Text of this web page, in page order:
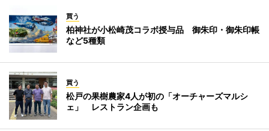
買う
柏神社が小松崎茂コラボ授与品 御朱印・御朱印帳
など5種類
買う
松戸の果樹農家4人が初の「オーチャーズマルシ
ェ」 レストラン企画も